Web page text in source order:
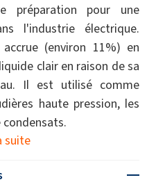
préparation pour une
l'industrie électrique.
(environ 11%) en
clair en raison de sa
Il est utilisé comme
haute pression, les
suite